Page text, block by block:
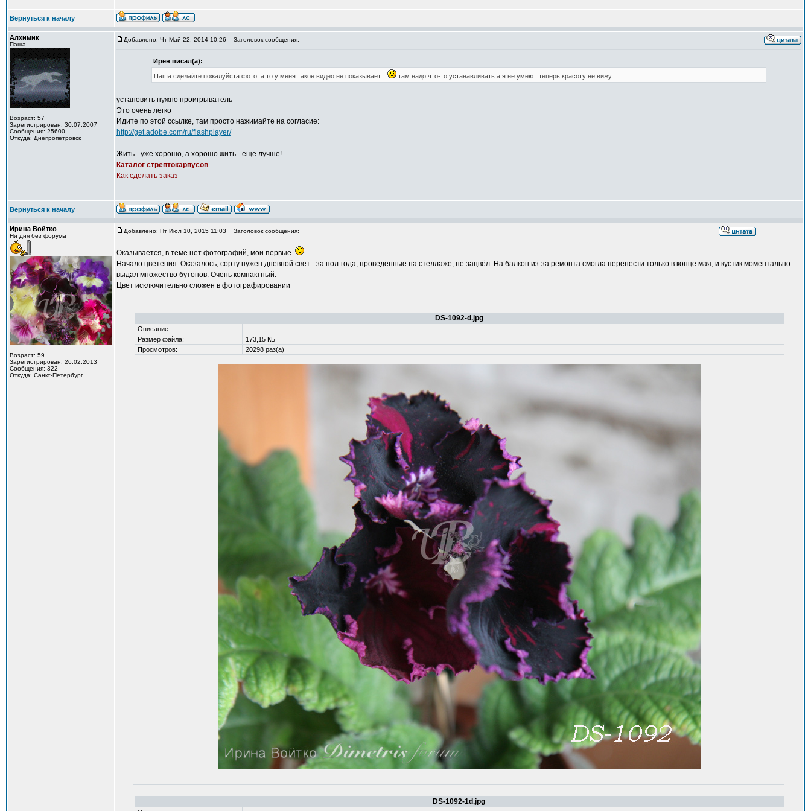
Вернуться к началу
Алхимик
Паша
Возраст: 57
Зарегистрирован: 30.07.2007
Сообщения: 25600
Откуда: Днепропетровск
Добавлено: Чт Май 22, 2014 10:26 Заголовок сообщения:
Ирен писал(а):
Паша сделайте пожалуйста фото..а то у меня такое видео не показывает... там надо что-то устанавливать а я не умею...теперь красоту не вижу..
установить нужно проигрыватель
Это очень легко
Идите по этой ссылке, там просто нажимайте на согласие:
http://get.adobe.com/ru/flashplayer/
Жить - уже хорошо, а хорошо жить - еще лучше!
Каталог стрептокарпусов
Как сделать заказ
Вернуться к началу
Ирина Войтко
Ни дня без форума
Возраст: 59
Зарегистрирован: 26.02.2013
Сообщения: 322
Откуда: Санкт-Петербург
Добавлено: Пт Июл 10, 2015 11:03 Заголовок сообщения:
Оказывается, в теме нет фотографий, мои первые.
Начало цветения. Оказалось, сорту нужен дневной свет - за пол-года, проведённые на стеллаже, не зацвёл. На балкон из-за ремонта смогла перенести только в конце мая, и кустик моментально
выдал множество бутонов. Очень компактный.
Цвет исключительно сложен в фотографировании
DS-1092-d.jpg
Описание:
Размер файла:
173,15 КБ
Просмотров:
20298 раз(а)
DS-1092-1d.jpg